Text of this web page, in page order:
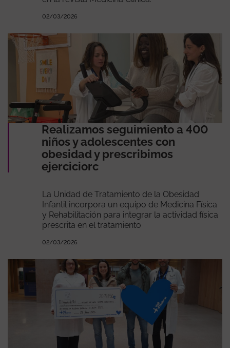
02/03/2026
Realizamos seguimiento a 400
niños y adolescentes con
obesidad y prescribimos
ejerciciorc
La Unidad de Tratamiento de la Obesidad
Infantil incorpora un equipo de Medicina Física
y Rehabilitación para integrar la actividad física
prescrita en el tratamiento
02/03/2026